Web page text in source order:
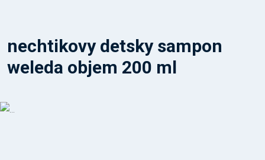
nechtikovy detsky sampon
weleda objem 200 ml